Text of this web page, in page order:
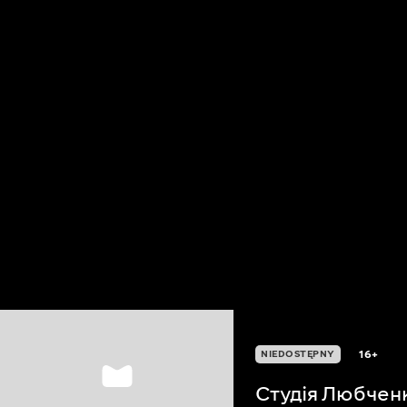
NIEDOSTĘPNY 16+
Студія